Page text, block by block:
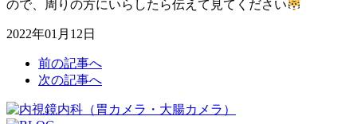
ので、周りの方にいらしたら伝えて見てください
2022年01月12日
前の記事へ
次の記事へ